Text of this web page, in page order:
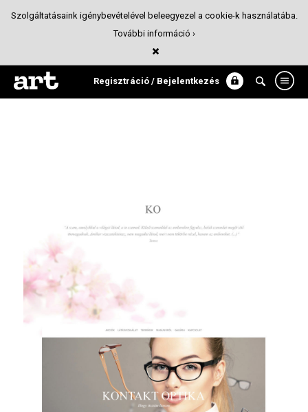
Regisztráció / Bejelentkezés
Kontakt Optika
Webdesign
Szolgáltatásaink igénybevételével beleegyezel a cookie-k használatába.
További információ ›